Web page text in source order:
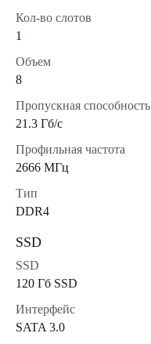
Кол-во слотов
1
Объем
8
Пропускная способность
21.3 Гб/с
Профильная частота
2666 МГц
Тип
DDR4
SSD
SSD
120 Гб SSD
Интерфейс
SATA 3.0